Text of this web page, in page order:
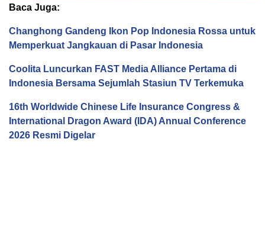
Baca Juga:
Changhong Gandeng Ikon Pop Indonesia Rossa untuk
Memperkuat Jangkauan di Pasar Indonesia
Coolita Luncurkan FAST Media Alliance Pertama di
Indonesia Bersama Sejumlah Stasiun TV Terkemuka
16th Worldwide Chinese Life Insurance Congress &
International Dragon Award (IDA) Annual Conference
2026 Resmi Digelar